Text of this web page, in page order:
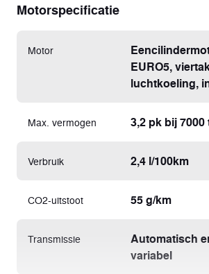
Motorspecificatie
Motor
EURO5,
luchtkoeling,
Max. vermogen 3,2 pk bij 7000
Verbruik 2,4 l/100km
CO2-uitstoot 55 g/km
Transmissie
Automatisch
variabel